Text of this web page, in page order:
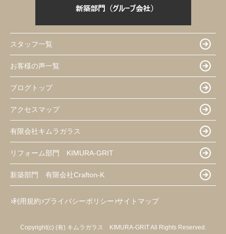
スタッフ一覧
お客様の声一覧
ブログトップ
アクセスマップ
有限会社キムラガラス
リフォーム部門 KIMURA-GRIT
新築部門 有限会社Crafton-K
利用規約 プライバシーポリシー サイトマップ
Copyright(c) (有) キムラガラス KIMURA‐GRIT All Rights Reserved.